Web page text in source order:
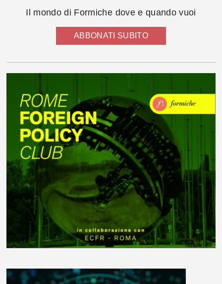
Il mondo di Formiche dove e quando vuoi
ABBONATI SUBITO